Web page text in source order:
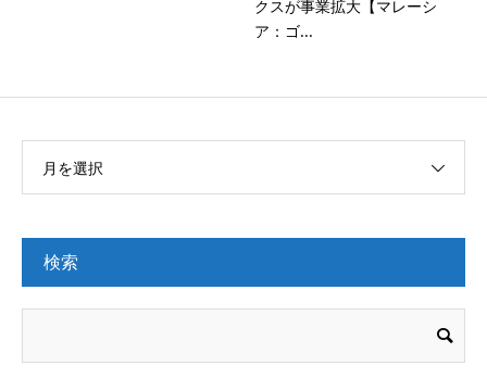
クスが事業拡大【マレーシ
ア：ゴ...
月を選択
検索